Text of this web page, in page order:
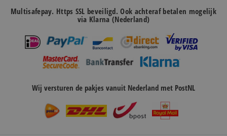
Multisafepay. Https SSL beveiligd. Ook achteraf betalen mogelijk
via Klarna (Nederland)
Wij versturen de pakjes vanuit Nederland met PostNL